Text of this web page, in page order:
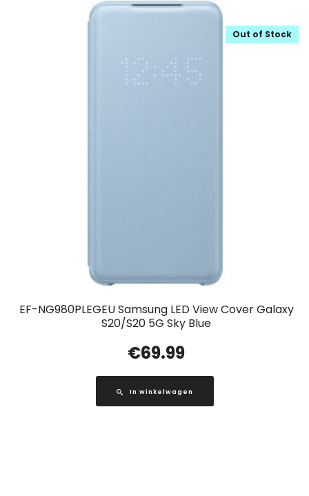
EF-NG980PLEGEU Samsung LED View Cover Galaxy
S20/S20 5G Sky Blue
Out of Stock
€69.99
In winkelwagen